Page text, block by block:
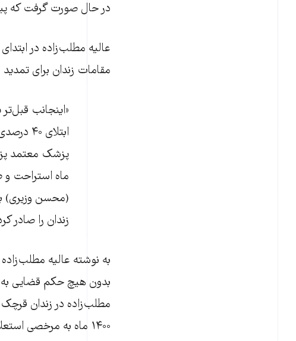
در حال صورت گرفت که
مقامات زندان برای
پزشک معتمد
ماه استراحت و
(محسن وزیری)
زندان را صادر
بدون هیچ حکم قضایی به
مطلب‌زاده در زندان قرچک
۱۴۰۰ ماه به مرخصی استعلاجی اعزام شد.